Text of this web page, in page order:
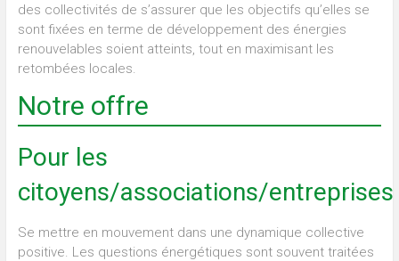
des collectivités de s’assurer que les objectifs qu’elles se
sont fixées en terme de développement des énergies
renouvelables soient atteints, tout en maximisant les
retombées locales.
Notre offre
Pour les
citoyens/associations/entreprises
Se mettre en mouvement dans une dynamique collective
positive. Les questions énergétiques sont souvent traitées